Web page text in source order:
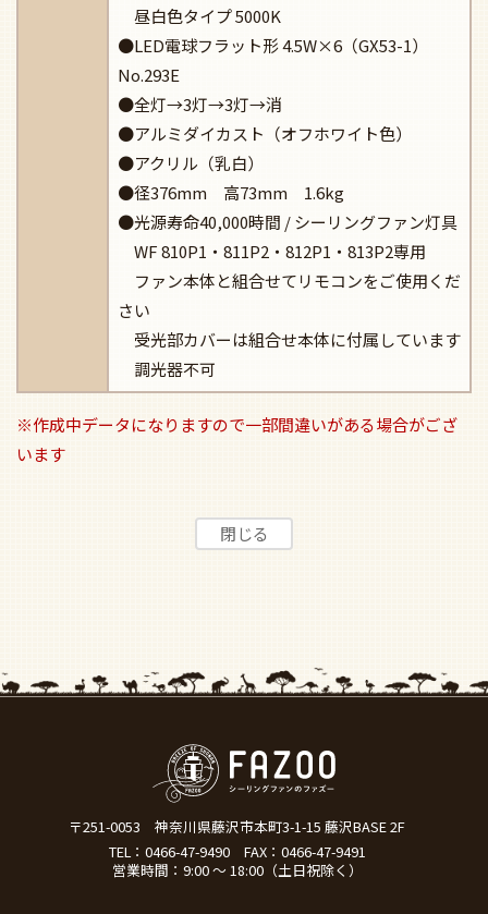
昼白色タイプ 5000K
●LED電球フラット形 4.5W×6（GX53-1）
No.293E
●全灯→3灯→3灯→消
●アルミダイカスト（オフホワイト色）
●アクリル（乳白）
●径376mm 高73mm 1.6kg
●光源寿命40,000時間 / シーリングファン灯具
WF 810P1・811P2・812P1・813P2専用
ファン本体と組合せてリモコンをご使用くだ
さい
受光部カバーは組合せ本体に付属しています
調光器不可
※作成中データになりますので一部間違いがある場合がござ
います
〒251-0053
神奈川県藤沢市本町3-1-15 藤沢BASE 2F
TEL： 0466-47-9490
FAX：0466-47-9491
営業時間：9:00 ～ 18:00（土日祝除く）